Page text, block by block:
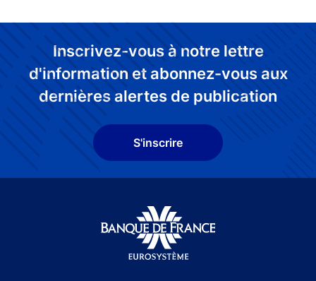
Inscrivez-vous à notre lettre
d'information et abonnez-vous aux
dernières alertes de publication
S'inscrire